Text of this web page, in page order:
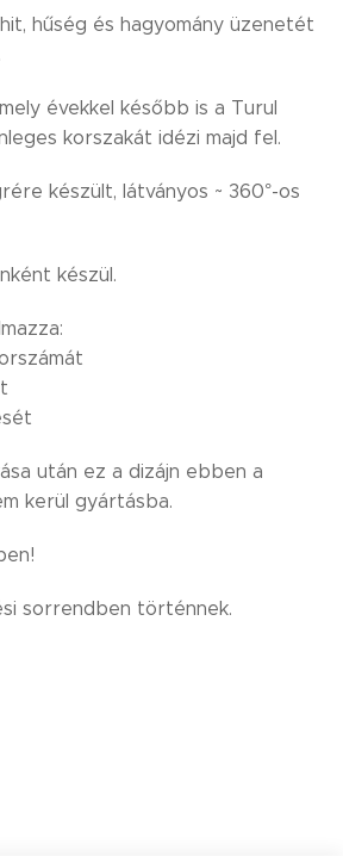
hűség és hagyomány üzenetét
évekkel később is a Turul
korszakát idézi majd fel.
készült, látványos ~ 360°-os
készül.
után ez a dizájn ebben a
kerül gyártásba.
sorrendben történnek.